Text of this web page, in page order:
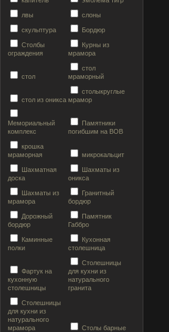
лвы слоны
скульптура Бордюр
Столбы
ограждения
Курны из
мрамора
стол
стол
мраморный
стол из оникса
столыкруглые
мрамор
Мемориальный
комплекс
Памятники
погибшим на ВОВ
крошка
мраморная
микрокальцит
Шахматная
доска
Шахматы из
оникса
Шахматы из
мрамора
Гранитный
бордюр
Дорожный
бордюр
Памятник
Габбро
Каминные
полки
Кухонная
столешница
Фартук на
кухонную
столешницы
Столешницы
для кухни из
натурального
гранита
Столешницы
для кухни из
натурального
мрамора
Столы барные